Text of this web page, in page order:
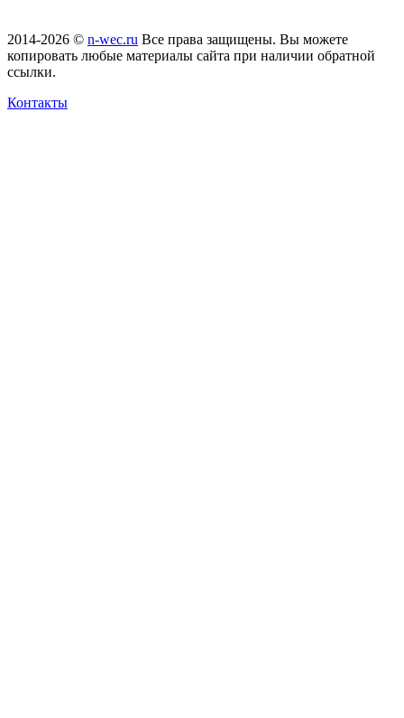
2014-2026 © n-wec.ru Все права защищены. Вы можете
копировать любые материалы сайта при наличии обратной
ссылки.
Контакты